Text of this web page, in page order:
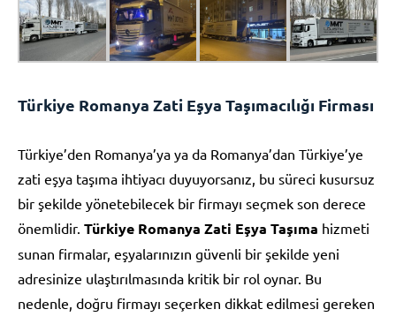
Türkiye Romanya Zati Eşya Taşımacılığı Firması
Türkiye’den Romanya’ya ya da Romanya’dan Türkiye’ye
zati eşya taşıma ihtiyacı duyuyorsanız, bu süreci kusursuz
bir şekilde yönetebilecek bir firmayı seçmek son derece
önemlidir. Türkiye Romanya Zati Eşya Taşıma hizmeti
sunan firmalar, eşyalarınızın güvenli bir şekilde yeni
adresinize ulaştırılmasında kritik bir rol oynar. Bu
nedenle, doğru firmayı seçerken dikkat edilmesi gereken